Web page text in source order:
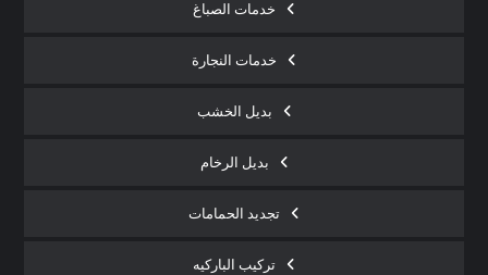
خدمات الصباغ
خدمات النجارة
بديل الخشب
بديل الرخام
تجديد الحمامات
تركيب الباركيه